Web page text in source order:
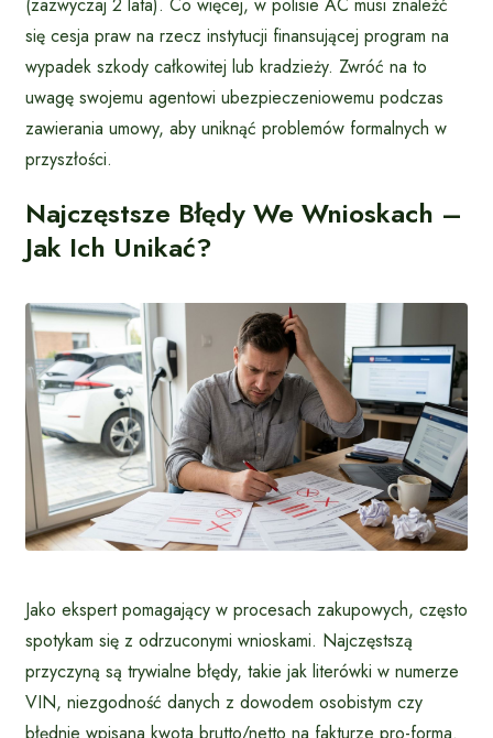
się cesja praw na rzecz instytucji finansującej program na
wypadek szkody całkowitej lub kradzieży. Zwróć na to
uwagę swojemu agentowi ubezpieczeniowemu podczas
zawierania umowy, aby uniknąć problemów formalnych w
przyszłości.
Najczęstsze Błędy We Wnioskach –
Jak Ich Unikać?
Jako ekspert pomagający w procesach zakupowych, często
spotykam się z odrzuconymi wnioskami. Najczęstszą
przyczyną są trywialne błędy, takie jak literówki w numerze
VIN, niezgodność danych z dowodem osobistym czy
błędnie wpisana kwota brutto/netto na fakturze pro-forma.